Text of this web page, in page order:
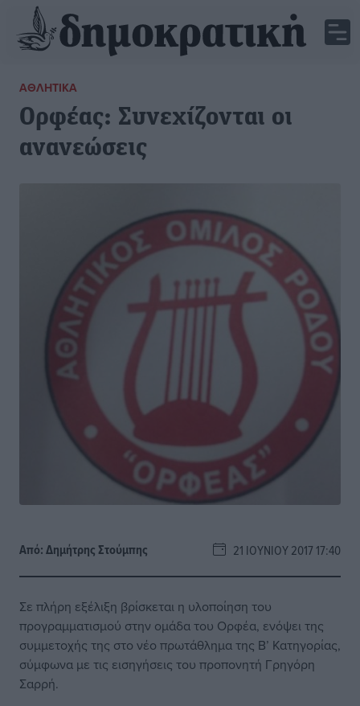
ΑΘΛΗΤΙΚΆ
Ορφέας: Συνεχίζονται οι
ανανεώσεις
Από:Δημήτρης Στούμπης 21 ΙΟΥΝΊΟΥ 2017 17:40
Σε πλήρη εξέλιξη βρίσκεται η υλοποίηση του
προγραμματισμού στην ομάδα του Ορφέα, ενόψει της
συμμετοχής της στο νέο πρωτάθλημα της Β’ Κατηγορίας,
σύμφωνα με τις εισηγήσεις του προπονητή Γρηγόρη
Σαρρή.